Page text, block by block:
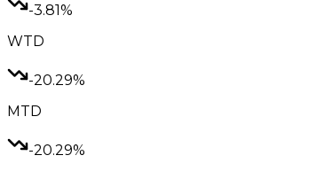
-3.81%
WTD
-20.29%
MTD
-20.29%